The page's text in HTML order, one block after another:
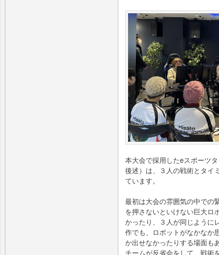
本大会で採用したeスポーツ
後述）は、３人の戦術とタイ
ています。
最初は大会の雰囲気の中での
を押さないといけない巨大ロ
かったり、３人が同じように
作でも、ロボットがなかなか
か出せなかったりする場面も
チームが反省会をして、戦術